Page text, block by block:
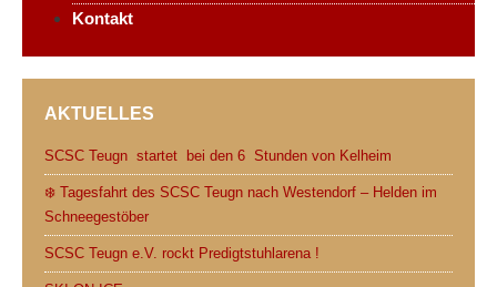
Kontakt
AKTUELLES
SCSC Teugn startet bei den 6 Stunden von Kelheim
❄️ Tagesfahrt des SCSC Teugn nach Westendorf – Helden im
Schneegestöber
SCSC Teugn e.V. rockt Predigtstuhlarena !